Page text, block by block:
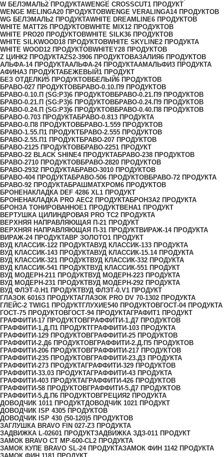
W БЕЛЭМАЛЬ2 ПРОДУКТАWENGE CROSSCUT1 ПРОДУКТ
WENGE MELINGA20 ПРОДУКТОВWENGE VERALINGA14 ПРОДУКТОВ
WG БЕЛЭМАЛЬ2 ПРОДУКТАWHITE DREAMLINE6 ПРОДУКТОВ
WHITE MATT26 ПРОДУКТОВWHITE MIX12 ПРОДУКТОВ
WHITE PRO20 ПРОДУКТОВWHITE SILK36 ПРОДУКТОВ
WHITE SILKWOOD18 ПРОДУКТОВWHITE SKYLINE2 ПРОДУКТА
WHITE WOOD12 ПРОДУКТОВWHITEY28 ПРОДУКТОВ
Z ЦИНК2 ПРОДУКТАZS2-3906 ПРОДУКТОВАЗАЛИЯ6 ПРОДУКТОВ
АЛЬФА-14 ПРОДУКТААЛЬФА-24 ПРОДУКТААМАЛЬФИ3 ПРОДУКТА
АФИНА3 ПРОДУКТАБЕЖЕВЫЙ1 ПРОДУКТ
БЕЗ ОТДЕЛКИ5 ПРОДУКТОВБЕЛЫЙ6 ПРОДУКТОВ
БРАВО-027 ПРОДУКТОВБРАВО-0.10.П9 ПРОДУКТОВ
БРАВО-0.10.П (SG:P3)6 ПРОДУКТОВБРАВО-0.21.П9 ПРОДУКТОВ
БРАВО-0.21.П (SG:P3)6 ПРОДУКТОВБРАВО-0.24.П9 ПРОДУКТОВ
БРАВО-0.24.П (SG:P3)6 ПРОДУКТОВБРАВО-0.40.П8 ПРОДУКТОВ
БРАВО-0.703 ПРОДУКТАБРАВО-0.813 ПРОДУКТА
БРАВО-0.П8 ПРОДУКТОВБРАВО-1.559 ПРОДУКТОВ
БРАВО-1.55.П1 ПРОДУКТБРАВО-2.555 ПРОДУКТОВ
БРАВО-2.55.П1 ПРОДУКТБРАВО-207 ПРОДУКТОВ
БРАВО-2125 ПРОДУКТОВБРАВО-2251 ПРОДУКТ
БРАВО-22 BLACK SHINE4 ПРОДУКТАБРАВО-238 ПРОДУКТОВ
БРАВО-2710 ПРОДУКТОВБРАВО-2820 ПРОДУКТОВ
БРАВО-2932 ПРОДУКТАБРАВО-3010 ПРОДУКТОВ
БРАВО-404 ПРОДУКТАБРАВО-506 ПРОДУКТОВБРАВО-72 ПРОДУКТА
БРАВО-92 ПРОДУКТАБРАШМАТХРОМ6 ПРОДУКТОВ
БРОНЕНАКЛАДКА DEF 4286 XL1 ПРОДУКТ
БРОНЕНАКЛАДКА PRO AEC2 ПРОДУКТАБРОНЗА2 ПРОДУКТА
БРОНЗА ТОНИРОВАННОЕ1 ПРОДУКТВЕНА1 ПРОДУКТ
ВЕРТУШКА ЦИЛИНДРОВАЯ PRO TC2 ПРОДУКТА
ВЕРХНЯЯ НАПРАВЛЯЮЩАЯ П-21 ПРОДУКТ
ВЕРХНЯЯ НАПРАВЛЯЮЩАЯ П-31 ПРОДУКТВИРАЖ-14 ПРОДУКТА
ВИРАЖ-24 ПРОДУКТАВР ЗОЛОТО1 ПРОДУКТ
ВУД КЛАССИК-122 ПРОДУКТАВУД КЛАССИК-133 ПРОДУКТА
ВУД КЛАССИК-143 ПРОДУКТАВУД КЛАССИК-15.14 ПРОДУКТА
ВУД КЛАССИК-321 ПРОДУКТВУД КЛАССИК-332 ПРОДУКТА
ВУД КЛАССИК-541 ПРОДУКТВУД КЛАССИК-551 ПРОДУКТ
ВУД МОДЕРН-211 ПРОДУКТВУД МОДЕРН-223 ПРОДУКТА
ВУД МОДЕРН-231 ПРОДУКТВУД МОДЕРН-292 ПРОДУКТА
ВУД ФЛЭТ-0.H1 ПРОДУКТВУД ФЛЭТ-0.V1 ПРОДУКТ
ГЛАЗОК 60163 ПРОДУКТАГЛАЗОК PRO DV 70-1302 ПРОДУКТА
ГЛЕЙС-2 TWIG1 ПРОДУКТГЛУХИЕ540 ПРОДУКТОВГОСТ-04 ПРОДУКТА
ГОСТ-75 ПРОДУКТОВГОСТ-94 ПРОДУКТАГРАФИТ1 ПРОДУКТ
ГРАФФИТИ-17 ПРОДУКТОВГРАФФИТИ-1.Д7 ПРОДУКТОВ
ГРАФФИТИ-1.Д.П1 ПРОДУКТГРАФФИТИ-103 ПРОДУКТА
ГРАФФИТИ-129 ПРОДУКТОВГРАФФИТИ-25 ПРОДУКТОВ
ГРАФФИТИ-2.Д6 ПРОДУКТОВГРАФФИТИ-2.Д.П5 ПРОДУКТОВ
ГРАФФИТИ-206 ПРОДУКТОВГРАФФИТИ-217 ПРОДУКТОВ
ГРАФФИТИ-235 ПРОДУКТОВГРАФФИТИ-23.Д3 ПРОДУКТА
ГРАФФИТИ-273 ПРОДУКТАГРАФФИТИ-329 ПРОДУКТОВ
ГРАФФИТИ-33.03 ПРОДУКТАГРАФФИТИ-43 ПРОДУКТА
ГРАФФИТИ-403 ПРОДУКТАГРАФФИТИ-426 ПРОДУКТОВ
ГРАФФИТИ-58 ПРОДУКТОВГРАФФИТИ-5.Д7 ПРОДУКТОВ
ГРАФФИТИ-5.Д.П6 ПРОДУКТОВГРЕЦИЯ2 ПРОДУКТА
ДОВОДЧИК 1011 ПРОДУКТДОВОДЧИК 1021 ПРОДУКТ
ДОВОДЧИК ISP 4305 ПРОДУКТОВ
ДОВОДЧИК ISP 430 (50-120)5 ПРОДУКТОВ
ЗАГЛУШКА BRAVO FIN 027-Z3 ПРОДУКТА
ЗАДВИЖКА L-02601 ПРОДУКТЗАДВИЖКА ЗДЗ-011 ПРОДУКТ
ЗАМОК BRAVO СТ MP-600-CL2 ПРОДУКТА
ЗАМОК КУПЕ BRAVO SL-24 ПРОДУКТАЗАМОК ФИН 1142 ПРОДУКТА